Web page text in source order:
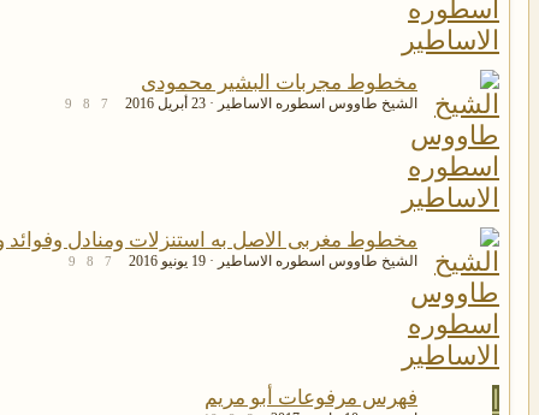
مخطوط مجربات البشير محمودى
الشيخ طاووس اسطوره الاساطير 23 أبريل 2016 7
8
9
مخطوط مغربى الاصل به استنزلات ومنادل
الشيخ طاووس اسطوره الاساطير 19 يونيو 2016 7
8
9
ا فهرس مرفوعات أبو مريم